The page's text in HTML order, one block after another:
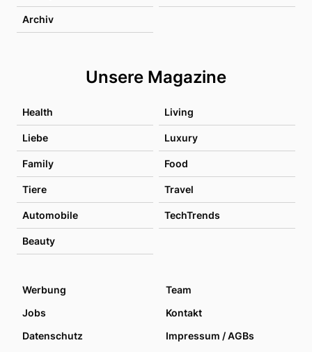
Archiv
Unsere Magazine
Health Living
Liebe Luxury
Family Food
Tiere Travel
Automobile TechTrends
Beauty
Werbung
Team
Jobs
Kontakt
Datenschutz
Impressum / AGBs